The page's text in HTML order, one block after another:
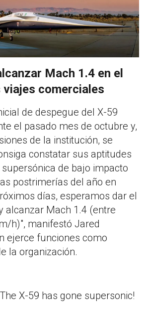
Mach 1.4 en el
viajes comerciales
de despegue del X-59
el pasado mes de octubre y,
de la institución, se
constatar sus aptitudes
de bajo impacto
postrimerías del año en
días, esperamos dar el
alcanzar Mach 1.4 (entre
h)", manifestó Jared
ejerce funciones como
la organización.
The X-59 has gone supersonic!